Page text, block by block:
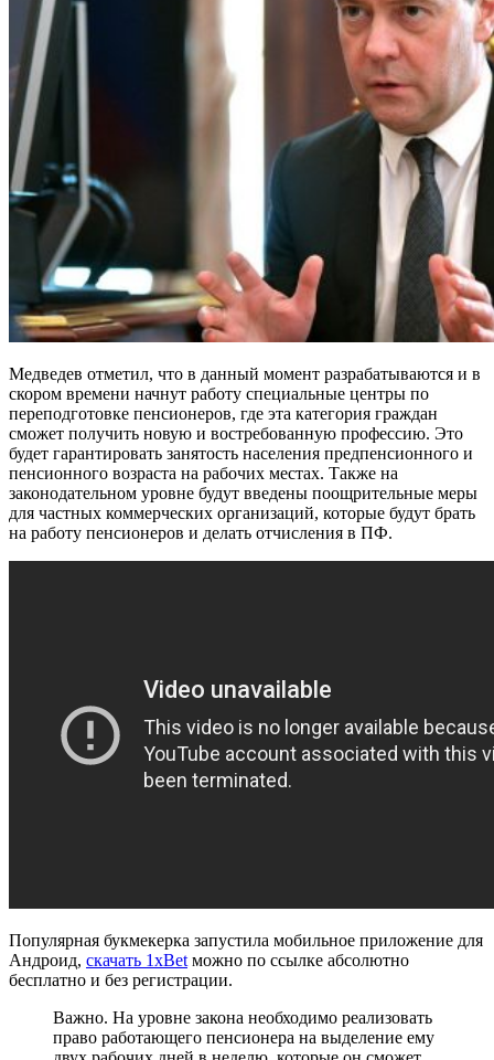
Медведев отметил, что в данный момент разрабатываются и в
скором времени начнут работу специальные центры по
переподготовке пенсионеров, где эта категория граждан
сможет получить новую и востребованную профессию. Это
будет гарантировать занятость населения предпенсионного и
пенсионного возраста на рабочих местах. Также на
законодательном уровне будут введены поощрительные меры
для частных коммерческих организаций, которые будут брать
на работу пенсионеров и делать отчисления в ПФ.
Популярная букмекерка запустила мобильное приложение для
Андроид, скачать 1xBetможно по ссылке абсолютно
бесплатно и без регистрации.
Важно. На уровне закона необходимо реализовать
право работающего пенсионера на выделение ему